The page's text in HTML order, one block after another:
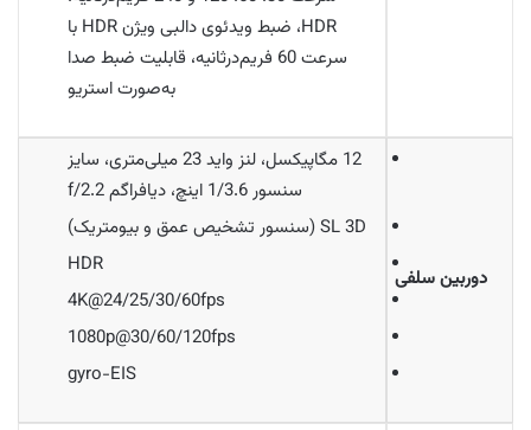
HDR، ضبط ویدئوی دالبی ویژن HDR با
سرعت 60 فریم‌درثانیه، قابلیت ضبط صدا
به‌صورت استریو
دوربین سلفی
12 مگاپیکسل، لنز واید 23 میلی‌متری، سایز
سنسور 1/3.6 اینچ، دیافراگم f/2.2
SL 3D (سنسور تشخیص عمق و بیومتریک)
HDR
4K@24/25/30/60fps
1080p@30/60/120fps
gyro-EIS